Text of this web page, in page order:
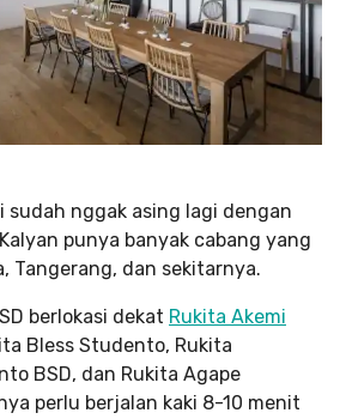
sudah nggak asing lagi dengan
punya banyak cabang yang
Tangerang, dan sekitarnya.
berlokasi dekat Rukita Akemi
Bless Studento, Rukita
BSD, dan Rukita Agape
perlu berjalan kaki 8-10 menit